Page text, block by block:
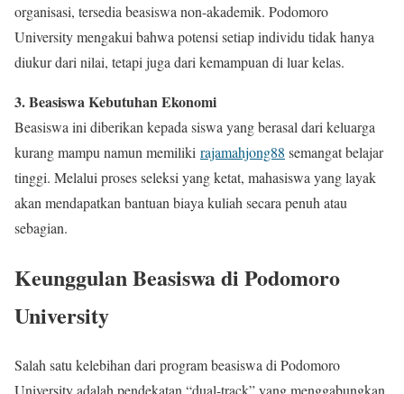
organisasi, tersedia beasiswa non-akademik. Podomoro
University mengakui bahwa potensi setiap individu tidak hanya
diukur dari nilai, tetapi juga dari kemampuan di luar kelas.
3. Beasiswa Kebutuhan Ekonomi
Beasiswa ini diberikan kepada siswa yang berasal dari keluarga
kurang mampu namun memiliki rajamahjong88 semangat belajar
tinggi. Melalui proses seleksi yang ketat, mahasiswa yang layak
akan mendapatkan bantuan biaya kuliah secara penuh atau
sebagian.
Keunggulan Beasiswa di Podomoro
University
Salah satu kelebihan dari program beasiswa di Podomoro
University adalah pendekatan “dual-track” yang menggabungkan